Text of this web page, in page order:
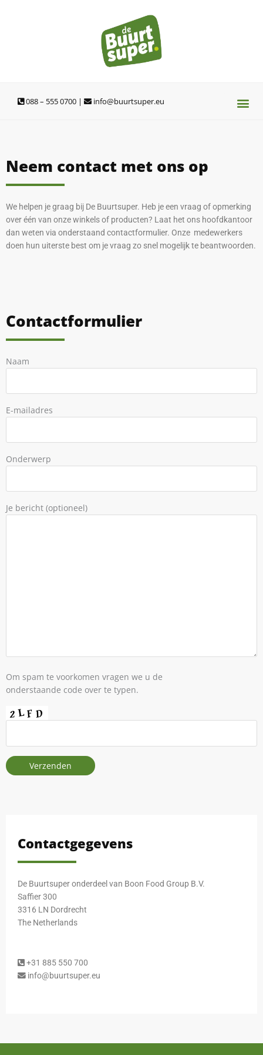
088 – 555 0700 | info@buurtsuper.eu
Neem contact met ons op
We helpen je graag bij De Buurtsuper. Heb je een vraag of opmerking
over één van onze winkels of producten? Laat het ons hoofdkantoor
dan weten via onderstaand contactformulier. Onze medewerkers
doen hun uiterste best om je vraag zo snel mogelijk te beantwoorden.
Contactformulier
Naam
E-mailadres
Onderwerp
Je bericht (optioneel)
Om spam te voorkomen vragen we u de
onderstaande code over te typen.
Contactgegevens
De Buurtsuper onderdeel van Boon Food Group B.V.
Saffier 300
3316 LN Dordrecht
The Netherlands
+31 885 550 700
info@buurtsuper.eu